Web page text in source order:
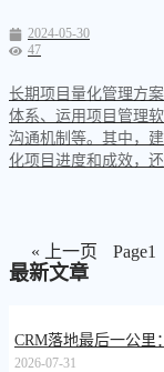
2024-05-30
47
长期项目量化管理方
体系、运用项目管理
沟通机制等。其中，
化项目进度和成效，
« 上一页 Page1
最新文章
CRM落地最后一公里
2026-07-31